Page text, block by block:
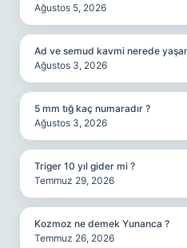
Ağustos 5, 2026
Ad ve semud kavmi nerede
Ağustos 3, 2026
5 mm tığ kaç numaradır ?
Ağustos 3, 2026
Triger 10 yıl gider mi ?
Temmuz 29, 2026
Kozmoz ne demek Yunanca ?
Temmuz 26, 2026